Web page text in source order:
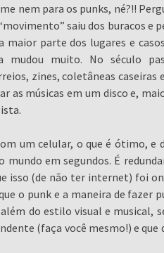
nem para os punks, né?!!
saiu dos buracos e
maior parte dos lugares e
mudou muito. No século
zines, coletâneas caseiras
as músicas em um disco e,
um celular, o que é ótimo, e
em segundos. É
isso (de não ter internet) foi
o punk e a maneira de fazer
do estilo visual e musical,
(faça você mesmo!) e